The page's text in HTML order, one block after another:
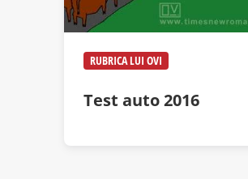
RUBRICA LUI OVI
Test auto 2016